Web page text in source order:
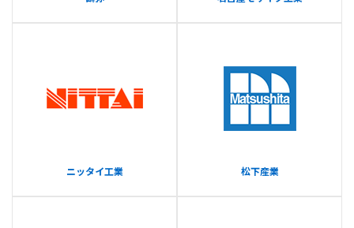
ニッタイ工業 松下産業